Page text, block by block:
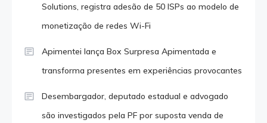
Solutions, registra adesão de 50 ISPs ao modelo de
monetização de redes Wi-Fi
Apimentei lança Box Surpresa Apimentada e
transforma presentes em experiências provocantes
Desembargador, deputado estadual e advogado
são investigados pela PF por suposta venda de